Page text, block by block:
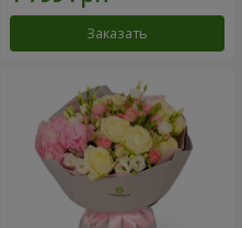
Заказать